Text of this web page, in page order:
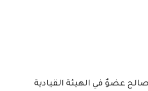
صالح عضوٌ في الهيئة القيادية